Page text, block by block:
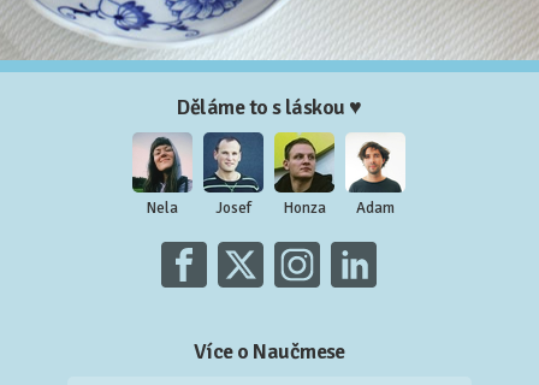
Děláme to s láskou ♥
Nela Josef Honza Adam
Více o Naučmese